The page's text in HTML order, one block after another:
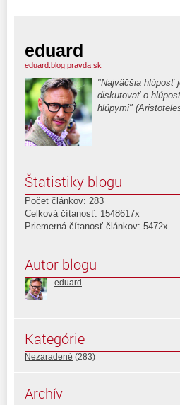
eduard
eduard.blog.pravda.sk
"Najväčšia hlúposť
diskutovať o
hlúpymi"
Štatistiky blogu
Počet článkov: 283
Celková čítanosť: 1548617x
Priemerná čítanosť článkov: 5472x
Autor blogu
eduard
Kategórie
Nezaradené (283)
Archív